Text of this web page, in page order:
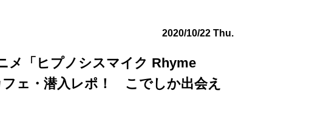
2020/10/22 Thu.
「ヒプノシスマイク Rhyme
ェ・潜入レポ！ こでしか出会え